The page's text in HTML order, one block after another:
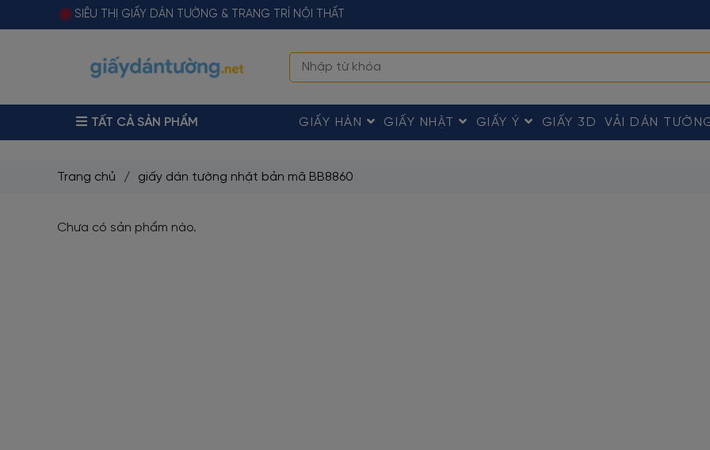
SIÊU THỊ GIẤY DÁN TƯỜNG & TRANG TRÍ NỘI THẤT
TẤT CẢ SẢN PHẨM GIẤY HÀN GIẤY NHẬT GIẤY Ý GIẤY 3D VẢI DÁN
Trang chủ / giấy dán tường nhật bản mã BB8860
Chưa có sản phẩm nào.